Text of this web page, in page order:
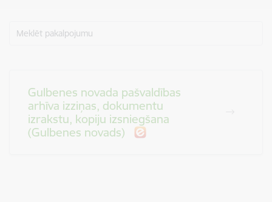
Meklēt pakalpojumu
Gulbenes novada pašvaldības
arhīva izziņas, dokumentu
izrakstu, kopiju izsniegšana
(Gulbenes novads)